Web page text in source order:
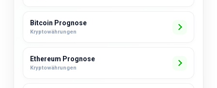
Bitcoin Prognose
Kryptowährungen
Ethereum Prognose
Kryptowährungen